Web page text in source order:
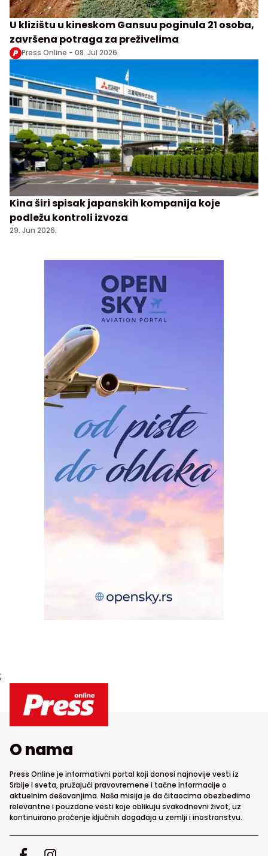
U klizištu u kineskom Gansuu poginula 21 osoba,
završena potraga za preživelima
Press Online - 08. Jul 2026.
Kina širi spisak japanskih kompanija koje
podležu kontroli izvoza
29. Jun 2026.
;
O nama
Press Online je informativni portal koji donosi najnovije vesti iz
Srbije i sveta, pružajući pravovremene i tačne informacije o
aktuelnim dešavanjima. Naša misija je da čitaocima obezbedimo
relevantne i pouzdane vesti koje oblikuju svakodnevni život, uz
kontinuirano praćenje ključnih događaja u zemlji i inostranstvu.